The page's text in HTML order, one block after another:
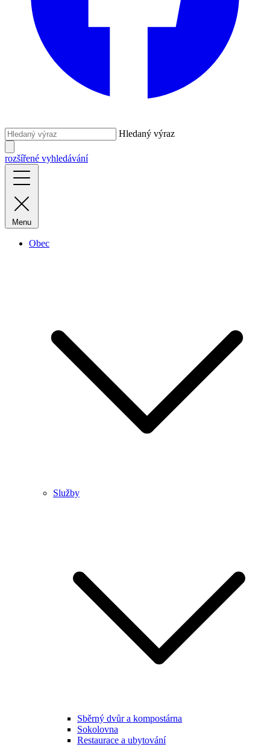
Hledaný výraz
rozšířené vyhledávání
Menu
Obec
Služby
Sběrný dvůr a kompostárna
Sokolovna
Restaurace a ubytování